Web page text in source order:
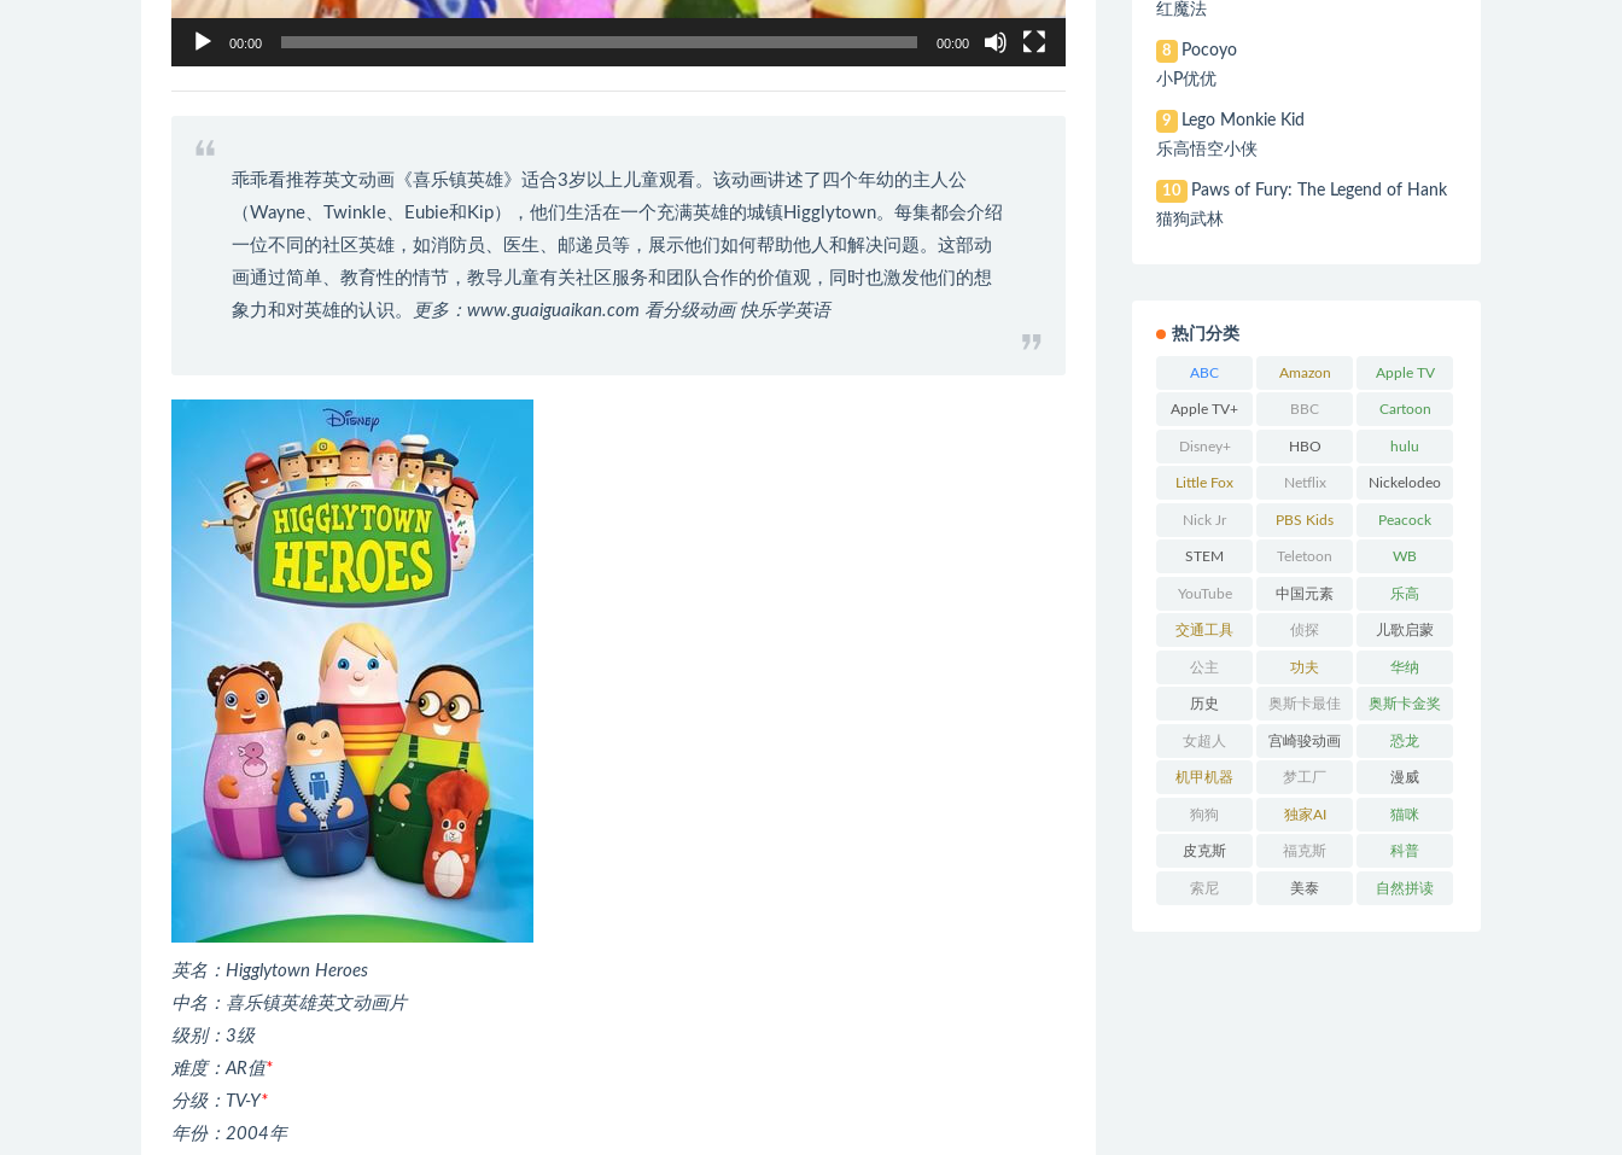
00:00 00:00
乖乖看推荐英文动画《喜乐镇英雄》适合3岁以上儿童观看。该动画讲述了四个年幼的主人公
（Wayne、Twinkle、Eubie和Kip），他们生活在一个充满英雄的城镇Higglytown。每集都会介绍
一位不同的社区英雄，如消防员、医生、邮递员等，展示他们如何帮助他人和解决问题。这部动
画通过简单、教育性的情节，教导儿童有关社区服务和团队合作的价值观，同时也激发他们的想
象力和对英雄的认识。
更多：www.guaiguaikan.com 看分级动画 快乐学英语
英名：Higglytown Heroes
中名：喜乐镇英雄英文动画片
级别：3级
难度：AR值*
分级：TV-Y*
年份：2004年
红魔法
8
Pocoyo
小P优优
9
Lego Monkie Kid
乐高悟空小侠
10
Paws of Fury: The Legend of Hank
猫狗武林
热门分类
ABC Amazon
Prime
Apple TV
Apple TV+ BBC Cartoon
Network
Disney+ HBO hulu
Little Fox Netflix Nickelodeo
n
Nick Jr PBS Kids Peacock
STEM Teletoon WB
YouTube 中国元素 乐高
交通工具 侦探 儿歌启蒙
公主 功夫 华纳
历史 奥斯卡最佳
动画
奥斯卡金奖
女超人 宫崎骏动画 恐龙
机甲机器 梦工厂 漫威
狗狗 独家AI 猫咪
皮克斯 福克斯 科普
索尼 美泰 自然拼读